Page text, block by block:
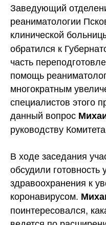
Заведующий
реаниматологии
клинической
обратился к
часть
помощь
многократным
специалистов этого
данный вопрос
руководству
В ходе заседания
обсудили готовность
здравоохранения к
коронавирусом.
поинтересовался,